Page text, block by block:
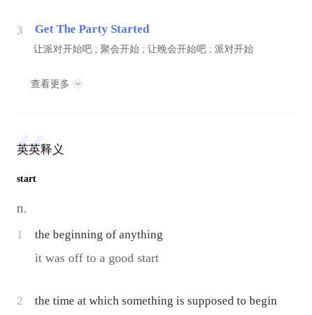
3 Get The Party Started
让派对开始吧 ; 聚会开始 ; 让晚会开始吧 ; 派对开始
查看更多
英英释义
start
n.
1 the beginning of anything
it was off to a good start
2 the time at which something is supposed to begin